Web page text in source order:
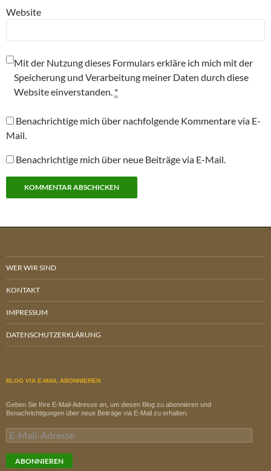
Website
Mit der Nutzung dieses Formulars erkläre ich mich mit der
Speicherung und Verarbeitung meiner Daten durch diese
Website einverstanden. *
Benachrichtige mich über nachfolgende Kommentare via E-
Mail.
Benachrichtige mich über neue Beiträge via E-Mail.
WER WIR SIND
KONTAKT
IMPRESSUM
DATENSCHUTZERKLÄRUNG
BLOG VIA E-MAIL ABONNIEREN
Geben Sie Ihre E-Mail-Adresse an, um diesen Blog zu abonnieren und
Benachrichtigungen über neue Beiträge via E-Mail zu erhalten.
E-
Mail-
ABONNIEREN